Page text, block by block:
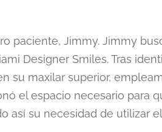
paciente, Jimmy. Jimmy
Designer Smiles. Tras
su maxilar superior,
el espacio necesario para
así su necesidad de utilizar